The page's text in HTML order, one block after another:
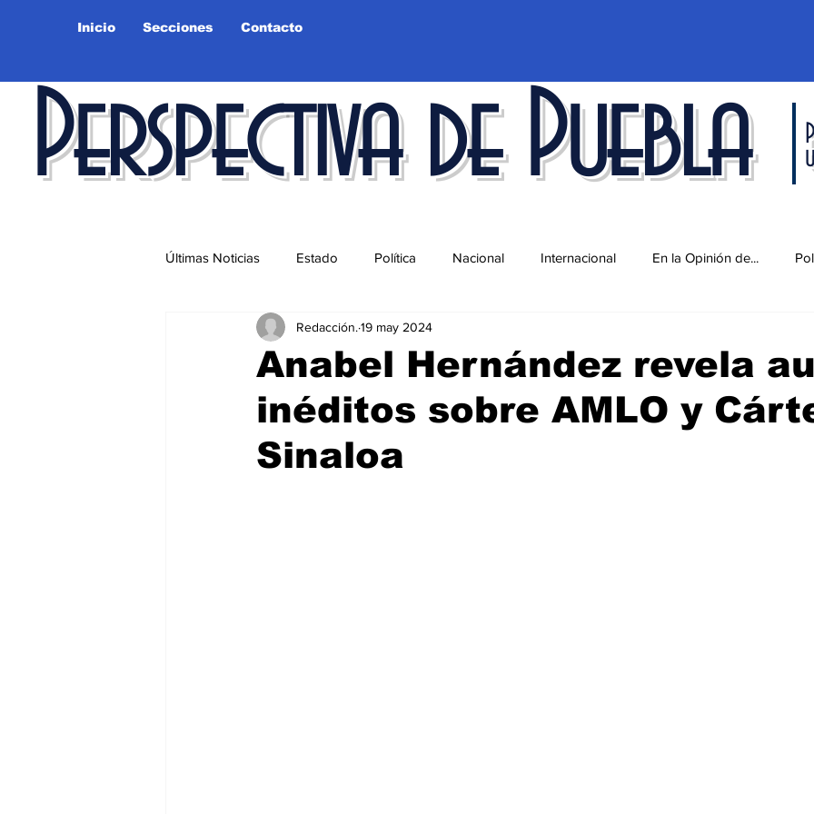
Inicio Secciones Contacto
Perspectiva de Puebla
Últimas Noticias Estado Política Nacional Internacional En la Opinión de...
Educación Ciudad Salud
Anabel Hernández revela
inéditos sobre AMLO y
Sinaloa
Redacción. 19 may 2024